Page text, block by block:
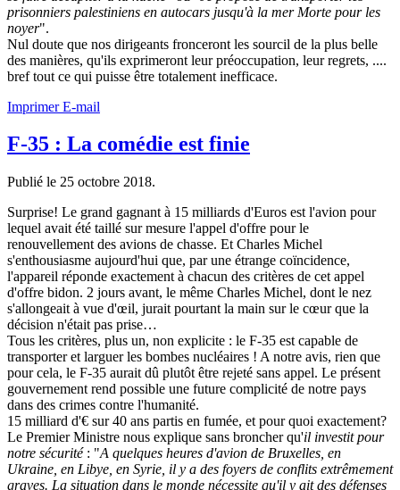
prisonniers palestiniens en autocars jusqu'à la mer Morte pour les
noyer".
Nul doute que nos dirigeants fronceront les sourcil de la plus belle
des manières, qu'ils exprimeront leur préoccupation, leur regrets, ....
bref tout ce qui puisse être totalement inefficace.
ImprimerE-mail
F-35 : La comédie est finie
Publié le 25 octobre 2018.
Surprise! Le grand gagnant à 15 milliards d'Euros est l'avion pour
lequel avait été taillé sur mesure l'appel d'offre pour le
renouvellement des avions de chasse. Et Charles Michel
s'enthousiasme aujourd'hui que, par une étrange coïncidence,
l'appareil réponde exactement à chacun des critères de cet appel
d'offre bidon. 2 jours avant, le même Charles Michel, dont le nez
s'allongeait à vue d'œil, jurait pourtant la main sur le cœur que la
décision n'était pas prise…
Tous les critères, plus un, non explicite : le F-35 est capable de
transporter et larguer les bombes nucléaires ! A notre avis, rien que
pour cela, le F-35 aurait dû plutôt être rejeté sans appel. Le présent
gouvernement rend possible une future complicité de notre pays
dans des crimes contre l'humanité.
15 milliard d'€ sur 40 ans partis en fumée, et pour quoi exactement?
Le Premier Ministre nous explique sans broncher qu'il investit pour
notre sécurité: "A quelques heures d'avion de Bruxelles, en
Ukraine, en Libye, en Syrie, il y a des foyers de conflits extrêmement
graves. La situation dans le monde nécessite qu'il y ait des défenses